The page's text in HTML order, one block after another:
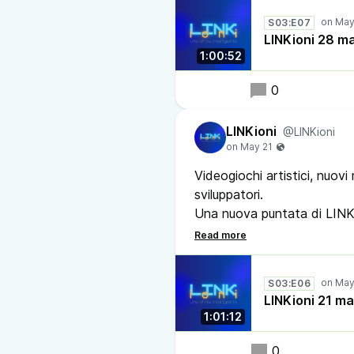
- Shadow Slave: Il
- Audioprogetto italiano su
- Volare su wikipedia con
#linkioni #shadowslave
1:00:52
S03:E07
LINKioni 28
0
LINKioni @LINKioni
Videogiochi artistici, nuovi
sviluppatori.
Una nuova puntata di
#podcast #linkioni
#meshtasticitalia #lora
1:01:12
S03:E06
LINKioni 21
0